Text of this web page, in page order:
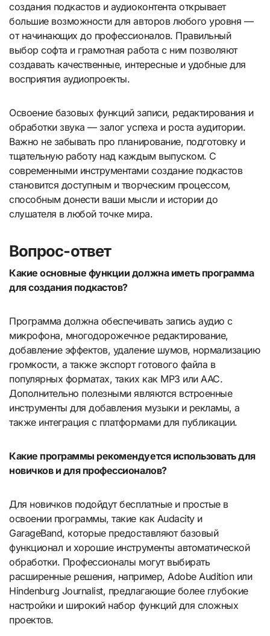
создания подкастов и аудиоконтента открывает
большие возможности для авторов любого уровня —
от начинающих до профессионалов. Правильный
выбор софта и грамотная работа с ним позволяют
создавать качественные, интересные и удобные для
восприятия аудиопроекты.
Освоение базовых функций записи, редактирования и
обработки звука — залог успеха и роста аудитории.
Важно не забывать про планирование, подготовку и
тщательную работу над каждым выпуском. С
современными инструментами создание подкастов
становится доступным и творческим процессом,
способным донести ваши мысли и истории до
слушателя в любой точке мира.
Вопрос-ответ
Какие основные функции должна иметь программа
для создания подкастов?
Программа должна обеспечивать запись аудио с
микрофона, многодорожечное редактирование,
добавление эффектов, удаление шумов, нормализацию
громкости, а также экспорт готового файла в
популярных форматах, таких как MP3 или AAC.
Дополнительно полезными являются встроенные
инструменты для добавления музыки и рекламы, а
также интеграция с платформами для публикации.
Какие программы рекомендуется использовать для
новичков и для профессионалов?
Для новичков подойдут бесплатные и простые в
освоении программы, такие как Audacity и
GarageBand, которые предоставляют базовый
функционал и хорошие инструменты автоматической
обработки. Профессионалы могут выбирать
расширенные решения, например, Adobe Audition или
Hindenburg Journalist, предлагающие более глубокие
настройки и широкий набор функций для сложных
проектов.